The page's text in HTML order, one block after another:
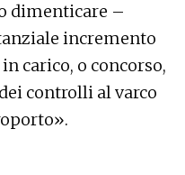
dimenticare –
incremento
carico, o concorso,
controlli al varco